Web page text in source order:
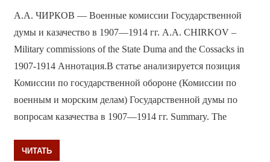
А.А. ЧИРКОВ — Военные комиссии Государственной
думы и казачество в 1907—1914 гг. A.A. CHIRKOV –
Military commissions of the State Duma and the Cossacks in
1907-1914 Аннотация.В статье анализируется позиция
Комиссии по государственной обороне (Комиссии по
военным и морским делам) Государственной думы по
вопросам казачества в 1907—1914 гг. Summary. The
ЧИТАТЬ